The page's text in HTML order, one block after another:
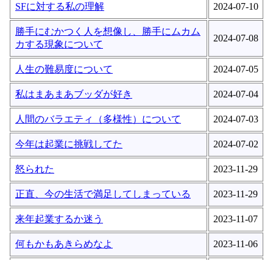
SFに対する私の理解 2024-07-10
勝手にむかつく人を想像し、勝手にムカム
カする現象について
2024-07-08
人生の難易度について 2024-07-05
私はまあまあブッダが好き 2024-07-04
人間のバラエティ（多様性）について 2024-07-03
今年は起業に挑戦してた 2024-07-02
怒られた 2023-11-29
正直、今の生活で満足してしまっている 2023-11-29
来年起業するか迷う 2023-11-07
何もかもあきらめなよ 2023-11-06